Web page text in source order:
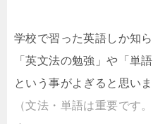
学校で習った英語しか知
「英文法の勉強」や「単
という事がよぎると思いま
（文法・単語は重要です